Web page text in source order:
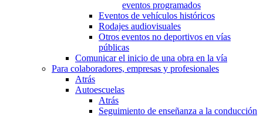
eventos programados
Eventos de vehículos históricos
Rodajes audiovisuales
Otros eventos no deportivos en vías
públicas
Comunicar el inicio de una obra en la vía
Para colaboradores, empresas y profesionales
Atrás
Autoescuelas
Atrás
Seguimiento de enseñanza a la conducción